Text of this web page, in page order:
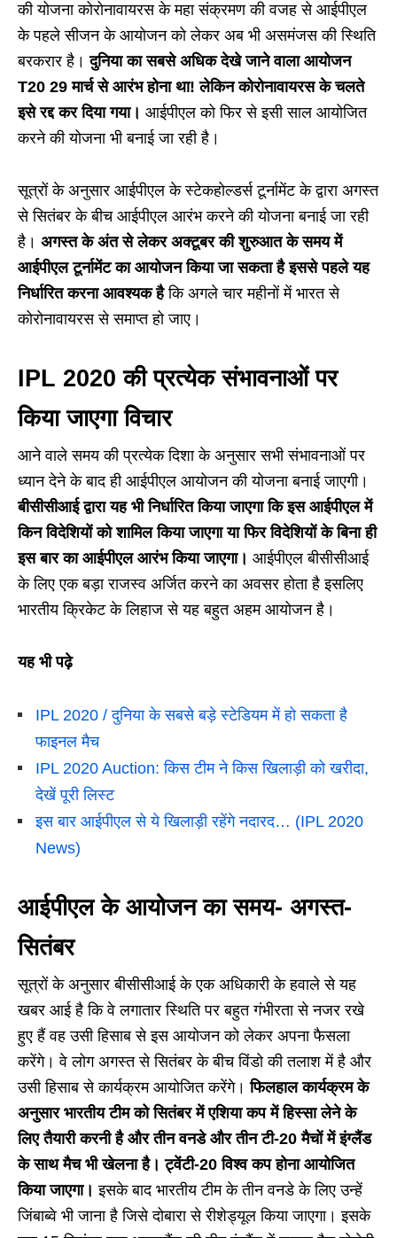
की योजना कोरोनावायरस के महा संक्रमण की वजह से आईपीएल
के पहले सीजन के आयोजन को लेकर अब भी असमंजस की स्थिति
बरकरार है।दुनिया का सबसे अधिक देखे जाने वाला आयोजन
T20 29 मार्च से आरंभ होना था! लेकिन कोरोनावायरस के चलते
इसे रद्द कर दिया गया। आईपीएल को फिर से इसी साल आयोजित
करने की योजना भी बनाई जा रही है।
सूत्रों के अनुसार आईपीएल के स्टेकहोल्डर्स टूर्नामेंट के द्वारा अगस्त
से सितंबर के बीच आईपीएल आरंभ करने की योजना बनाई जा रही
है। अगस्त के अंत से लेकर अक्टूबर की शुरुआत के समय में
आईपीएल टूर्नामेंट का आयोजन किया जा सकता है इससे पहले यह
निर्धारित करना आवश्यक हैकि अगले चार महीनों में भारत से
कोरोनावायरस से समाप्त हो जाए।
IPL 2020 की प्रत्येक संभावनाओं पर
किया जाएगा विचार
आने वाले समय की प्रत्येक दिशा के अनुसार सभी संभावनाओं पर
ध्यान देने के बाद ही आईपीएल आयोजन की योजना बनाई जाएगी।
बीसीसीआई द्वारा यह भी निर्धारित किया जाएगा कि इस आईपीएल में
किन विदेशियों को शामिल किया जाएगा या फिर विदेशियों के बिना ही
इस बार का आईपीएल आरंभ किया जाएगा। आईपीएल बीसीसीआई
के लिए एक बड़ा राजस्व अर्जित करने का अवसर होता है इसलिए
भारतीय क्रिकेट के लिहाज से यह बहुत अहम आयोजन है।
यह भी पढ़े
IPL 2020 / दुनिया के सबसे बड़े स्टेडियम में हो सकता है
फाइनल मैच
IPL 2020 Auction: किस टीम ने किस खिलाड़ी को खरीदा,
देखें पूरी लिस्ट
इस बार आईपीएल से ये खिलाड़ी रहेंगे नदारद… (IPL 2020
News)
आईपीएल के आयोजन का समय- अगस्त-
सितंबर
सूत्रों के अनुसार बीसीसीआई के एक अधिकारी के हवाले से यह
खबर आई है कि वे लगातार स्थिति पर बहुत गंभीरता से नजर रखे
हुए हैं वह उसी हिसाब से इस आयोजन को लेकर अपना फैसला
करेंगे। वे लोग अगस्त से सितंबर के बीच विंडो की तलाश में है और
उसी हिसाब से कार्यक्रम आयोजित करेंगे।फिलहाल कार्यक्रम के
अनुसार भारतीय टीम को सितंबर में एशिया कप में हिस्सा लेने के
लिए तैयारी करनी है और तीन वनडे और तीन टी-20 मैचों में इंग्लैंड
के साथ मैच भी खेलना है। ट्वेंटी-20 विश्व कप होना आयोजित
किया जाएगा।इसके बाद भारतीय टीम के तीन वनडे के लिए उन्हें
जिंबाब्वे भी जाना है जिसे दोबारा से रीशेड्यूल किया जाएगा। इसके